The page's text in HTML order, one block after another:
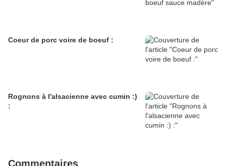
Coeur de porc voire de boeuf :
Rognons à l'alsacienne avec cumin :)
:
Commentaires